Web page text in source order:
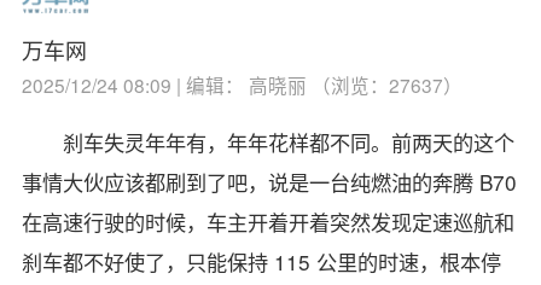
万车网
2025/12/24 08:09 | 编辑： 高晓丽 （浏览：27637）
刹车失灵年年有，年年花样都不同。 前两天的这个
事情大伙应该都刷到了吧，说是一台纯燃油的奔腾 B70
在高速行驶的时候，车主开着开着突然发现定速巡航和
刹车都不好使了，只能保持 115 公里的时速，根本停